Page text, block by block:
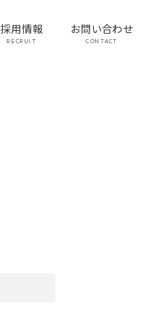
採用情報
RECRUIT
お問い合わせ
CONTACT